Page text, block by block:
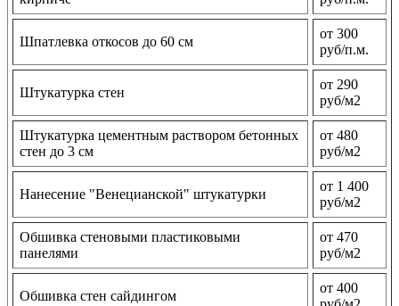
Шпатлевка откосов до 60 см
от 300
руб/п.м.
Штукатурка стен
от 290
руб/м2
Штукатурка цементным раствором бетонных
стен до 3 см
от 480
руб/м2
Нанесение "Венецианской" штукатурки
от 1 400
руб/м2
Обшивка стеновыми пластиковыми
панелями
от 470
руб/м2
Обшивка стен сайдингом
от 400